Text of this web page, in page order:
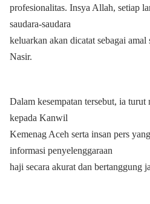
profesionalitas. Insya Allah, setiap
saudara-saudara
keluarkan akan dicatat sebagai
Nasir.
Dalam kesempatan tersebut, ia turut
kepada Kanwil
Kemenag Aceh serta insan pers
informasi penyelenggaraan
haji secara akurat dan bertanggung